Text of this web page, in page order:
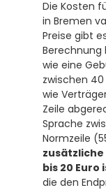
Die Kosten
in Bremen
Preise gibt
Berechnung
wie eine
zwischen 40
wie
Zeile
Sprache
Normzeile
bis 20 Euro
die den